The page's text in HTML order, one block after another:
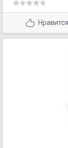
дыхательных
средство -Нравится